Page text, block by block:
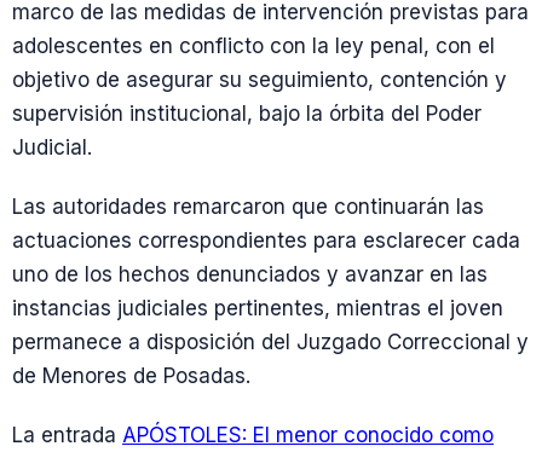
marco de las medidas de intervención previstas para
adolescentes en conflicto con la ley penal, con el
objetivo de asegurar su seguimiento, contención y
supervisión institucional, bajo la órbita del Poder
Judicial.
Las autoridades remarcaron que continuarán las
actuaciones correspondientes para esclarecer cada
uno de los hechos denunciados y avanzar en las
instancias judiciales pertinentes, mientras el joven
permanece a disposición del Juzgado Correccional y
de Menores de Posadas.
La entrada APÓSTOLES: El menor conocido como